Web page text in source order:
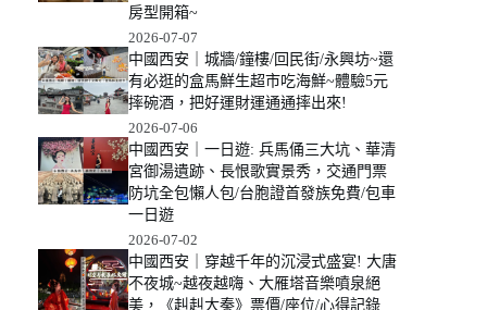
房型開箱~
2026-07-07
中國西安｜城牆/鐘樓/回民街/永興坊~還
有必逛的盒馬鮮生超市吃海鮮~體驗5元
摔碗酒，把好運財運通通摔出來!
2026-07-06
中國西安｜一日遊: 兵馬俑三大坑、華清
宮御湯遺跡、長恨歌實景秀，交通門票
防坑全包懶人包/台胞證首發族免費/包車
一日遊
2026-07-02
中國西安｜穿越千年的沉浸式盛宴! 大唐
不夜城~越夜越嗨、大雁塔音樂噴泉絕
美，《赳赳大秦》票價/座位/心得記錄